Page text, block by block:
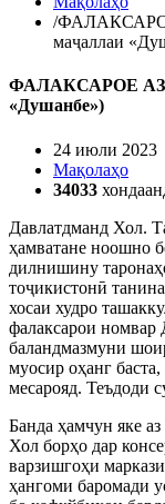
/
маҷаллаи
ФАЛАКСАРОЕ АЗ
«Душанбе»)
24 июли 2023
Мақолаҳо
34033
Давлатдманд Хол.
ҳамватане ноошно
дилнишину
тоҷикистонӣ
хосаи худро
фалаксарои
баландмазмуни
муосир оҳанг
месарояд. Теъдоди
Банда ҳамчун яке
Хол борҳо дар
варзишгоҳи
ҳангоми баромади